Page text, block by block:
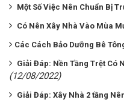
Một Số Việc Nên Chuẩn Bị
Có Nên Xây Nhà Vào Mùa
​​​​​​​Các Cách Bảo Dưỡng Bê
Giải Đáp: Nền Tầng Trệt Có
(12/08/2022)
Giải Đáp: Xây Nhà 2 tầng